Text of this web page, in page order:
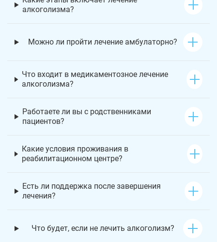
алкоголизма?
Можно ли пройти лечение амбулаторно?
Что входит в медикаментозное лечение
алкоголизма?
Работаете ли вы с родственниками
пациентов?
Какие условия проживания в
реабилитационном центре?
Есть ли поддержка после завершения
лечения?
Что будет, если не лечить алкоголизм?